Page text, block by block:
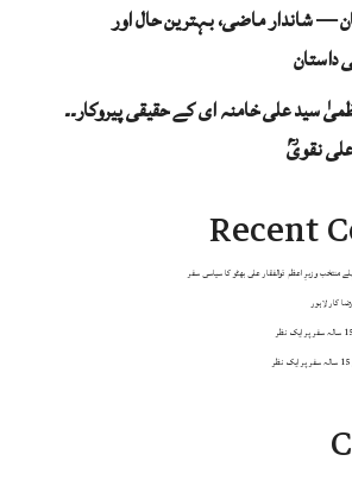
— شاندار ماضی، بہترین حال اور
داستان
سید علی خامنہ ای کے حقیقی پیروکار۔۔
نقویؒ
Recent
منتخب وزیرِ اعظم ذوالفقار علی بھٹو کا سیاسی سفر
کار لاہور